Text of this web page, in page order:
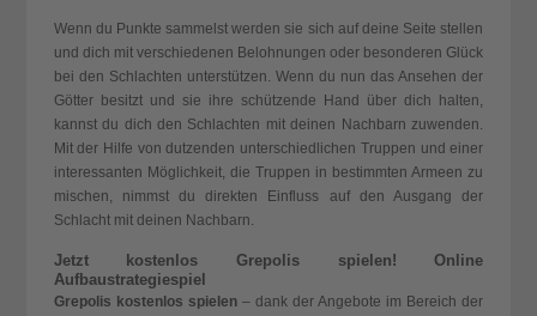
Wenn du Punkte sammelst werden sie sich auf deine Seite stellen
und dich mit verschiedenen Belohnungen oder besonderen Glück
bei den Schlachten unterstützen. Wenn du nun das Ansehen der
Götter besitzt und sie ihre schützende Hand über dich halten,
kannst du dich den Schlachten mit deinen Nachbarn zuwenden.
Mit der Hilfe von dutzenden unterschiedlichen Truppen und einer
interessanten Möglichkeit, die Truppen in bestimmten Armeen zu
mischen, nimmst du direkten Einfluss auf den Ausgang der
Schlacht mit deinen Nachbarn.
Jetzt kostenlos Grepolis spielen! Online
Aufbaustrategiespiel
Grepolis kostenlos spielen– dank der Angebote im Bereich der